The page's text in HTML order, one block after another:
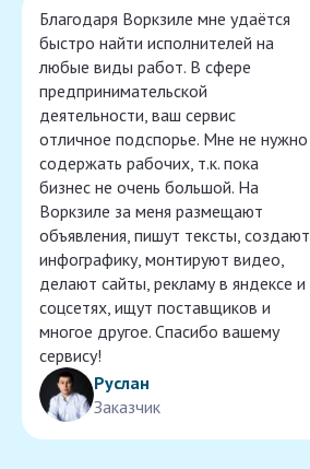
Благодаря Воркзиле мне удаётся
быстро найти исполнителей на
любые виды работ. В сфере
предпринимательской
деятельности, ваш сервис
отличное подспорье. Мне не нужно
содержать рабочих, т.к. пока
бизнес не очень большой. На
Воркзиле за меня размещают
объявления, пишут тексты, создают
инфографику, монтируют видео,
делают сайты, рекламу в яндексе и
соцсетях, ищут поставщиков и
многое другое. Спасибо вашему
сервису!
Руслан
Заказчик